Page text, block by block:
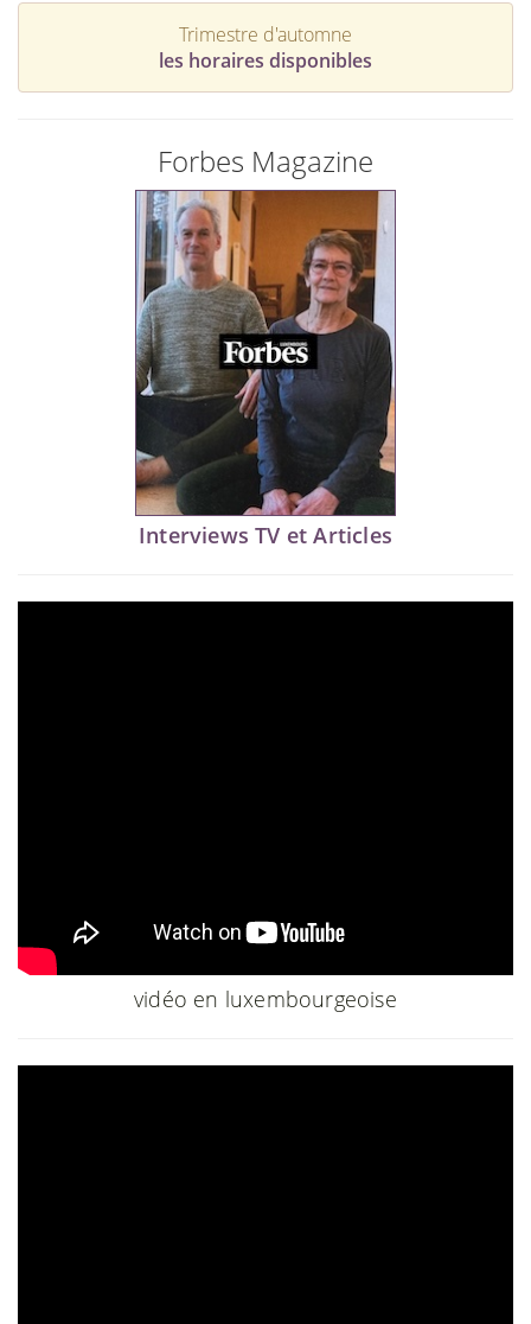
Trimestre d'automne
les horaires disponibles
Forbes Magazine
Interviews TV et Articles
vidéo en luxembourgeoise